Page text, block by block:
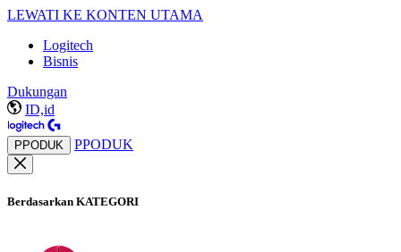
LEWATI KE KONTEN UTAMA
Logitech
Bisnis
Dukungan
ID,id
PPODUK PPODUK
Berdasarkan KATEGORI